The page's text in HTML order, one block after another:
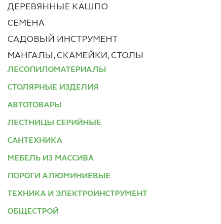
ДЕРЕВЯННЫЕ КАШПО
СЕМЕНА
САДОВЫЙ ИНСТРУМЕНТ
МАНГАЛЫ, СКАМЕЙКИ, СТОЛЫ
ЛЕСОПИЛОМАТЕРИАЛЫ
СТОЛЯРНЫЕ ИЗДЕЛИЯ
АВТОТОВАРЫ
ЛЕСТНИЦЫ СЕРИЙНЫЕ
САНТЕХНИКА
МЕБЕЛЬ ИЗ МАССИВА
ПОРОГИ АЛЮМИНИЕВЫЕ
ТЕХНИКА И ЭЛЕКТРОИНСТРУМЕНТ
ОБЩЕСТРОЙ